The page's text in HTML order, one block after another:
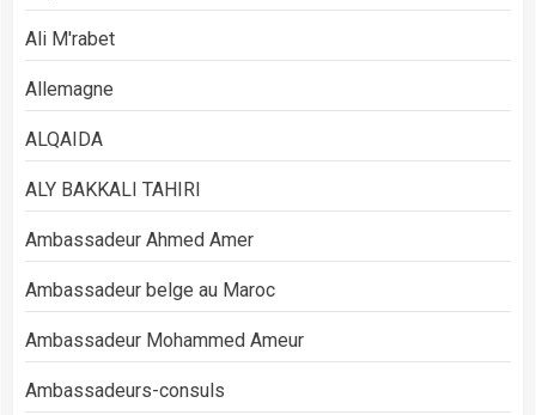
Ali M'rabet
Allemagne
ALQAIDA
ALY BAKKALI TAHIRI
Ambassadeur Ahmed Amer
Ambassadeur belge au Maroc
Ambassadeur Mohammed Ameur
Ambassadeurs-consuls